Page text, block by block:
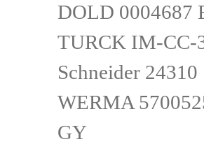
DOLD 0004687
TURCK IM-CC-
Schneider 24310
WERMA
GY